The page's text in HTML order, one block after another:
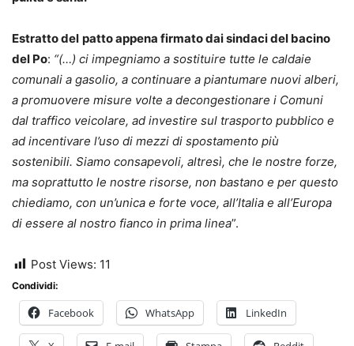
Estratto del patto appena firmato dai sindaci del bacino
del Po: “(…) ci impegniamo a sostituire tutte le caldaie
comunali a gasolio, a continuare a piantumare nuovi alberi,
a promuovere misure volte a decongestionare i Comuni
dal traffico veicolare, ad investire sul trasporto pubblico e
ad incentivare l’uso di mezzi di spostamento più
sostenibili. Siamo consapevoli, altresì, che le nostre forze,
ma soprattutto le nostre risorse, non bastano e per questo
chiediamo, con un’unica e forte voce, all’Italia e all’Europa
di essere al nostro fianco in prima linea”.
Post Views: 11
Condividi:
Facebook WhatsApp LinkedIn